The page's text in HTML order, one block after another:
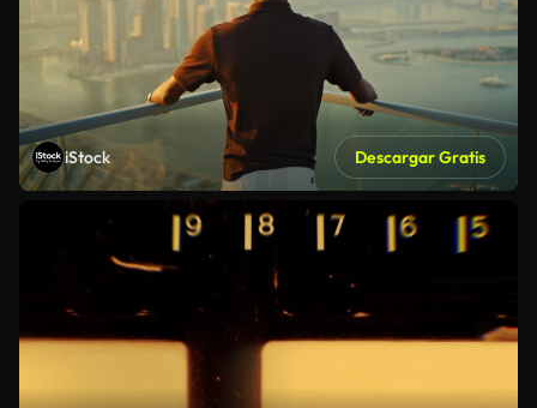
iStock Descargar Gratis